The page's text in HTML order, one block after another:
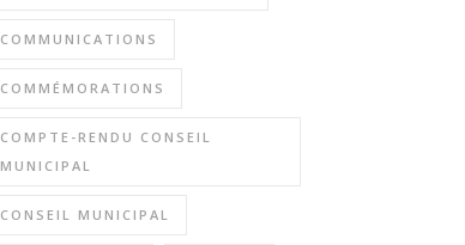
COMMUNICATIONS
COMMÉMORATIONS
COMPTE-RENDU CONSEIL
MUNICIPAL
CONSEIL MUNICIPAL